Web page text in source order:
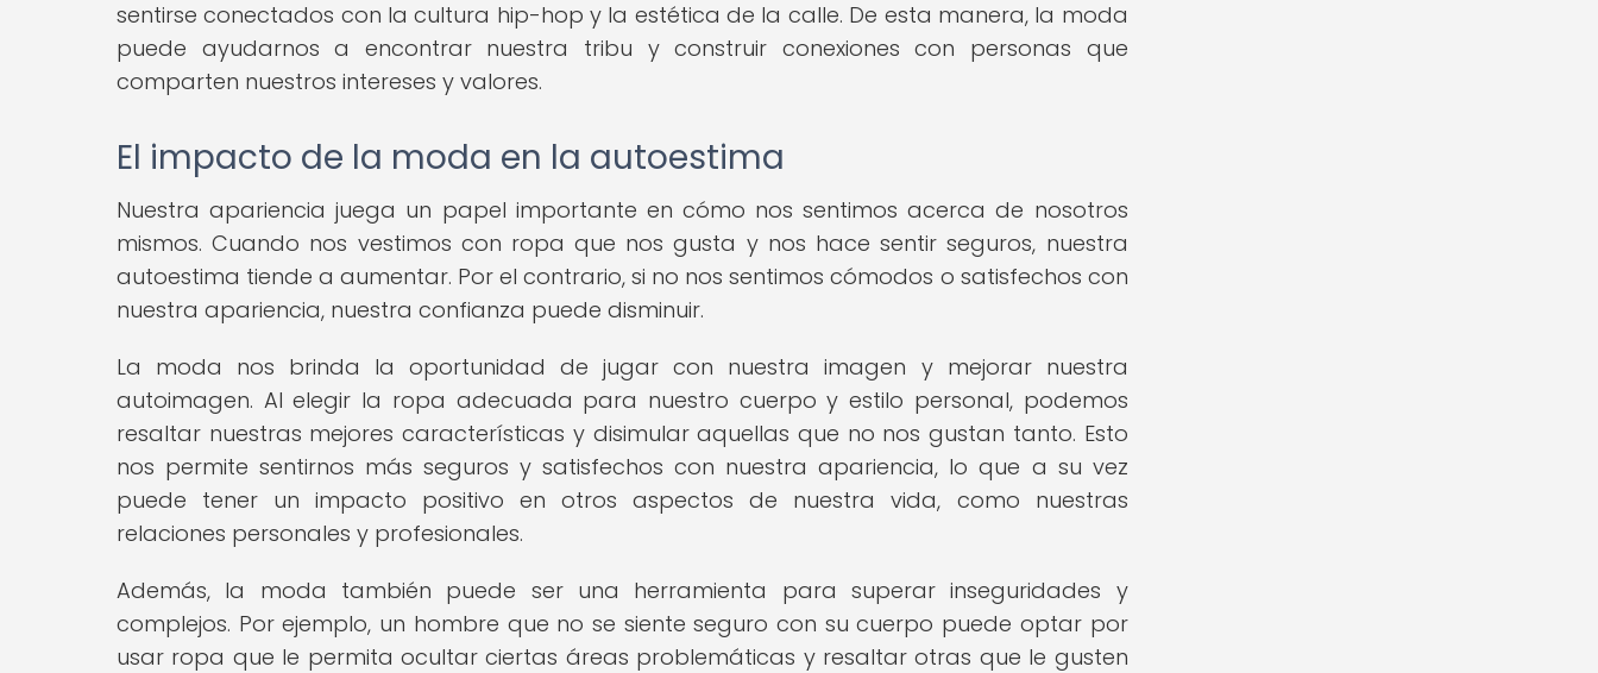
sentirse conectados con la cultura hip-hop y la estética de la calle. De esta manera, la moda
puede ayudarnos a encontrar nuestra tribu y construir conexiones con personas que
comparten nuestros intereses y valores.
El impacto de la moda en la autoestima
Nuestra apariencia juega un papel importante en cómo nos sentimos acerca de nosotros
mismos. Cuando nos vestimos con ropa que nos gusta y nos hace sentir seguros, nuestra
autoestima tiende a aumentar. Por el contrario, si no nos sentimos cómodos o satisfechos con
nuestra apariencia, nuestra confianza puede disminuir.
La moda nos brinda la oportunidad de jugar con nuestra imagen y mejorar nuestra
autoimagen. Al elegir la ropa adecuada para nuestro cuerpo y estilo personal, podemos
resaltar nuestras mejores características y disimular aquellas que no nos gustan tanto. Esto
nos permite sentirnos más seguros y satisfechos con nuestra apariencia, lo que a su vez
puede tener un impacto positivo en otros aspectos de nuestra vida, como nuestras
relaciones personales y profesionales.
Además, la moda también puede ser una herramienta para superar inseguridades y
complejos. Por ejemplo, un hombre que no se siente seguro con su cuerpo puede optar por
usar ropa que le permita ocultar ciertas áreas problemáticas y resaltar otras que le gusten